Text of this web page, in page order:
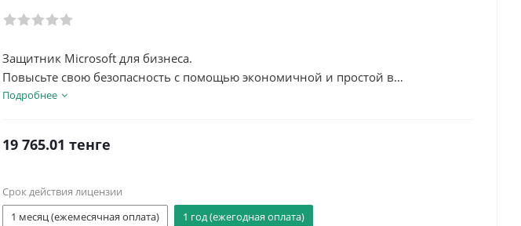
Защитник Microsoft для бизнеса.
Повысьте свою безопасность с помощью экономичной и простой в
использовании защиты устройств на базе искусственного интеллекта.
Подробнее
19 765.01 тенге
Срок действия лицензии
1 месяц (ежемесячная оплата)
1 год (ежегодная оплата)